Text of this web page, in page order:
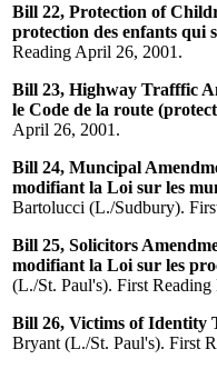
Bill 22, Protection of
protection des enfants qui
Reading April 26, 2001.
Bill 23, Highway Trafffic
le Code de la route
April 26, 2001.
Bill 24, Muncipal
modifiant la Loi sur les
Bartolucci (L./Sudbury).
Bill 25, Solicitors
modifiant la Loi sur les
(L./St. Paul's). First
Bill 26, Victims of Identity
Bryant (L./St. Paul's). First